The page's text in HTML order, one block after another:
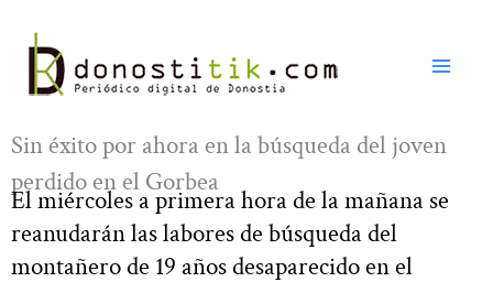
contenido
Sin éxito por ahora en la búsqueda del joven
perdido en el Gorbea
El miércoles a primera hora de la mañana se
reanudarán las labores de búsqueda del
montañero de 19 años desaparecido en el